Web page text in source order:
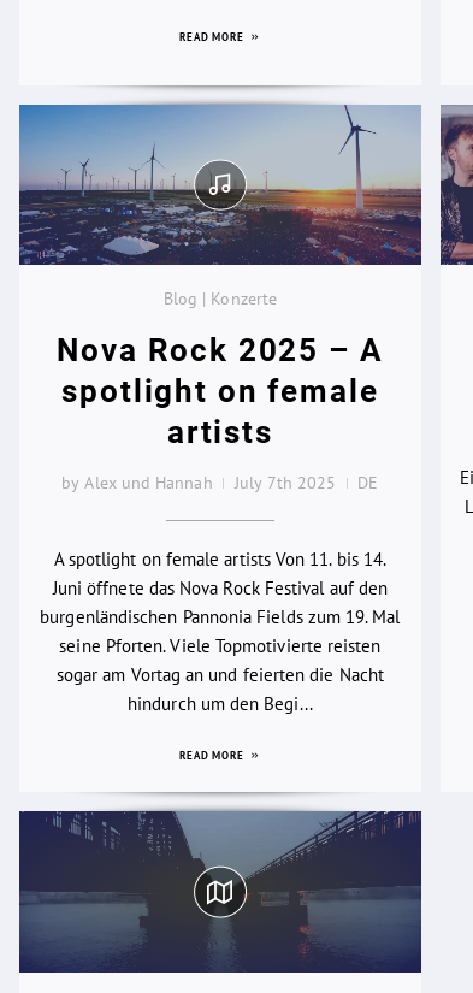
READ MORE
Blog | Konzerte
Nova Rock 2025 – A
spotlight on female
artists
by Alex und Hannah July 7th 2025 DE
A spotlight on female artists Von 11. bis 14.
Juni öffnete das Nova Rock Festival auf den
burgenländischen Pannonia Fields zum 19. Mal
seine Pforten. Viele Topmotivierte reisten
sogar am Vortag an und feierten die Nacht
hindurch um den Begi...
READ MORE